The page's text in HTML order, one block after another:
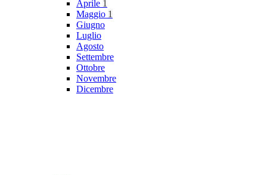
Aprile 1
Maggio 1
Giugno
Luglio
Agosto
Settembre
Ottobre
Novembre
Dicembre